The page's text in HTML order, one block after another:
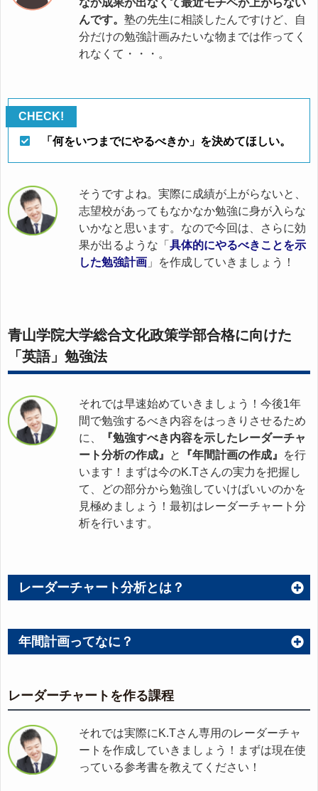
んです。 塾の先生に相談したんですけど、自
分だけの勉強計画みたいな物までは作ってく
れなくて・・・。
「何をいつまでにやるべきか」を決めてほしい。
そうですよね。実際に成績が上がらないと、
志望校があってもなかなか勉強に身が入らな
いかなと思います。なので今回は、さらに効
果が出るような「 具体的にやるべきことを示
した勉強計画 」を作成していきましょう！
青山学院大学総合文化政策学部合格に向けた
「英語」勉強法
それでは早速始めていきましょう！今後1年
間で勉強するべき内容をはっきりさせるため
に、
『勉強すべき内容を示したレーダーチャ
ート分析の作成』
と 『年間計画の作成』
を行
います！まずは今のK.Tさんの実力を把握し
て、どの部分から勉強していけばいいのかを
見極めましょう！最初はレーダーチャート分
析を行います。
レーダーチャート分析とは？
年間計画ってなに？
レーダーチャートを作る課程
それでは実際にK.Tさん専用のレーダーチャ
ートを作成していきましょう！まずは現在使
っている参考書を教えてください！